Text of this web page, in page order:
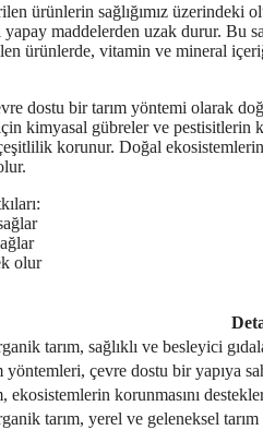
ürünlerin sağlığımız üzerindeki
maddelerden uzak durur. Bu
ürünlerde, vitamin ve mineral
dostu bir tarım yöntemi olarak
kimyasal gübreler ve pestisitlerin
korunur. Doğal
olur
tarım, sağlıklı ve besleyici
yöntemleri, çevre dostu bir yapıya
ekosistemlerin korunmasını
tarım, yerel ve geleneksel